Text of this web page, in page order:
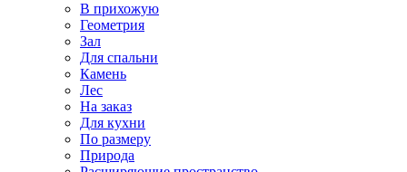
В прихожую
Геометрия
Зал
Для спальни
Камень
Лес
На заказ
Для кухни
По размеру
Природа